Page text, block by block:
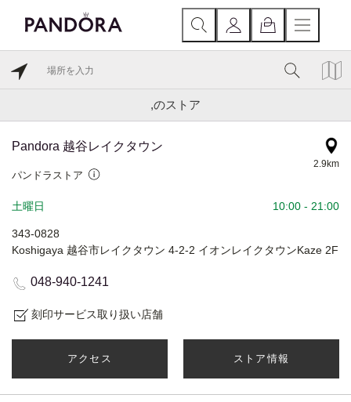
,のストア
Pandora 越谷レイクタウン
パンドラストア
土曜日 10:00 - 21:00
2.9km
343-0828
Koshigaya 越谷市レイクタウン 4-2-2 イオンレイクタウンKaze 2F
048-940-1241
刻印サービス取り扱い店舗
アクセス ストア情報